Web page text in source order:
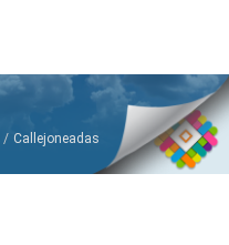
/ Callejoneadas